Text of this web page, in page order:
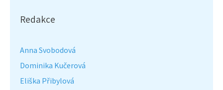
Redakce
Anna Svobodová
Dominika Kučerová
Eliška Přibylová